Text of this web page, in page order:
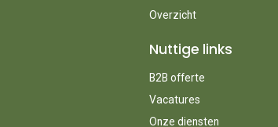
Overzicht
Nuttige links
B2B offerte
Vacatures
Onze diensten